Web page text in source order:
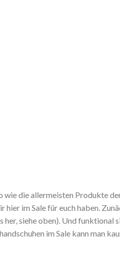
die allermeisten Produkte
hier im Sale für euch haben.
siehe oben). Und funktional
im Sale kann man